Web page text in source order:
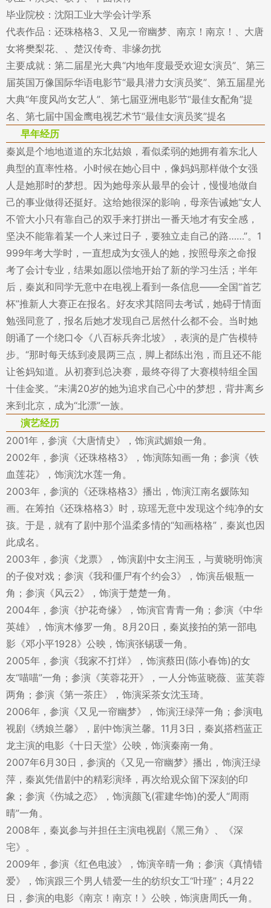
毕业院校：沈阳工业大学会计学系
代表作品：还珠格格3、又见一帘幽梦、南京！南京！、大唐
女将樊梨花、、楚汉传奇、非缘勿扰
主要成就：第二届星光大典“内地年度最受欢迎女演员”、第三
届英国万像国际华语电影节“最具潜力女演员奖”、第五届星光
大典“年度风尚女艺人”、第七届亚洲电影节“最佳女配角”提
名、第七届中国金鹰电视艺术节“最佳女演员奖”提名
早年经历
秦岚是个地地道道的东北姑娘，看似柔弱的她拥有着东北人
典型的直率性格。小时候在她心目中，像妈妈那样做个女强
人是她那时的梦想。因为她母亲从最早的会计，慢慢地做自
己的事业做得还挺好。这给她很深的影响，母亲告诫她“女人
不管大小只有靠自己的双手来打拼出一番天地才有安全感，
坚决不能靠着某一个人来过日子，要独立走自己的路……”。1
999年考大学时，一直想成为女强人的她，按照母亲之命报
考了会计专业，结果如愿以偿地开始了新的学习生活；半年
后，秦岚和同学无意中在电视上看到一条信息——全国“首艺
杯”推新人大赛正在报名。好友求其陪同去考试，她碍于情面
勉强同意了，报名后她才发现自己居然什么都不会。当时她
朗诵了一个绕口令《八百标兵奔北坡》，表演的是广告模特
步。“那时每天练到凌晨两三点，脚上都练出泡，而且还不能
让爸妈知道。从初赛到总决赛，最终夺得了大赛模特组全国
十佳金奖。”未满20岁的她为追求自己心中的梦想，背井离乡
来到北京，成为“北漂”一族。
演艺经历
2001年，参演《大唐情史》，饰演武媚娘一角。
2002年，参演《还珠格格3》，饰演陈知画一角；参演《铁
血莲花》，饰演沈水莲一角。
2003年，参演的《还珠格格3》播出，饰演江南名媛陈知
画。在筹拍《还珠格格3》时，琼瑶无意中发现这个纯净的女
孩。于是，就有了剧中那个温柔多情的“知画格格”，秦岚也因
此成名。
2003年，参演《龙票》，饰演剧中女主润玉，与黄晓明饰演
的子俊对戏；参演《我和僵尸有个约会3》，饰演岳银瓶一
角；参演《风云2》，饰演于楚楚一角。
2004年，参演《护花奇缘》，饰演官青青一角；参演《中华
英雄》，饰演木修罗一角。8月20日，秦岚接拍的第一部电
影《邓小平1928》公映，饰演张锡瑗一角。
2005年，参演《我家不打烊》，饰演蔡田(陈小春饰)的女
友“喵喵”一角；参演《芙蓉花开》，一人分饰蓝晓薇、蓝芙蓉
两角；参演《第一茶庄》，饰演采茶女沈玉琦。
2006年，参演《又见一帘幽梦》，饰演汪绿萍一角；参演电
视剧《绣娘兰馨》，剧中饰演兰馨。11月3日，秦岚搭档蓝正
龙主演的电影《十日天堂》公映，饰演秦南一角。
2007年6月30日，参演的《又见一帘幽梦》播出，饰演汪绿
萍，秦岚凭借剧中的精彩演绎，再次给观众留下深刻的印
象；参演《伤城之恋》，饰演颜飞(霍建华饰)的爱人“周雨
晴”一角。
2008年，秦岚参与并担任主演电视剧《黑三角》、《深
宅》。
2009年，参演《红色电波》，饰演辛晴一角；参演《真情错
爱》，饰演跟三个男人错爱一生的纺织女工“叶瑾”；4月22
日，参演的电影《南京！南京！》公映，饰演唐周氏一角。